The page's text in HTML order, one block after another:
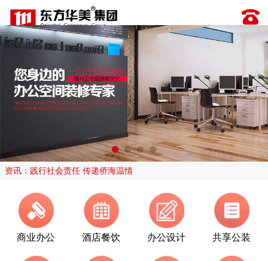
资讯：践行社会责任 传递侨海温情
商业办公 酒店餐饮 办公设计 共享公装